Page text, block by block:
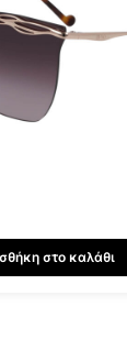
στο καλάθι